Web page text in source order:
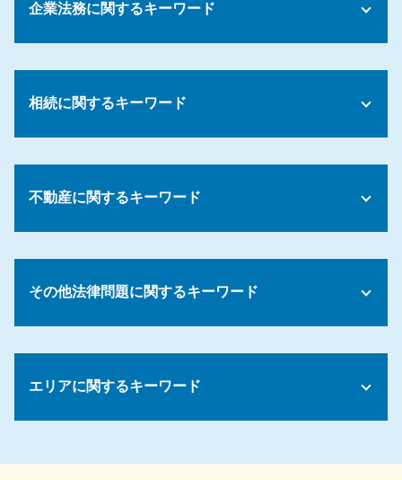
債務整理 やってよかった
債務整理 生活費
債務整理 未払い
債務整理 手続き 流れ
債務整理 おすすめ 弁護士
債務整理 身内
債務 債券 違い
債務 肩代わり 贈与
債務整理 流れ
個人再生 流れ
企業法務に関するキーワード
解雇 手順
労働基準法 解雇事由
解雇 要件
労務管理 問題
雇用 労働問題
カスタマーハラスメント とは
会社 パワハラ 相談
パワハラ 対策
労務 紛争
コンプライアンス パワハラ
相続に関するキーワード
相続放棄 兄弟 必要書類
遺留分 請求期限
遺産分割協議書 同意しない
相続財産管理人 選任 申立
遺産 相続人の範囲
遺言 書 自筆
遺言書 無効 申し立て
遺産分割協議がまとまらない
遺言 法定相続人
不動産に関するキーワード
マンション 賃貸契約
住宅 売買 契約
契約トラブル 相談
家賃滞納 強制退去 できない
その他法律問題に関するキーワード
顧問弁護士 契約
法人 破産 スケジュール
債権 消滅時効
債権回収の方法
エリアに関するキーワード
不動産トラブル 弁護士 相談 川崎市